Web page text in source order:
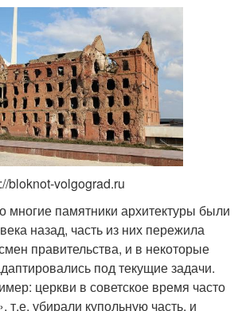
bloknot-volgograd.ru
многие памятники архитектуры были
назад, часть из них пережила
правительства, и в некоторые
под текущие задачи.
церкви в советское время часто
т.е. убирали купольную часть, и